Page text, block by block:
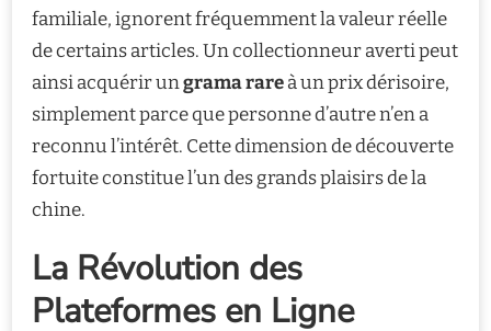
familiale, ignorent fréquemment la valeur réelle
de certains articles. Un collectionneur averti peut
ainsi acquérir ungrama rareà un prix dérisoire,
simplement parce que personne d’autre n’en a
reconnu l’intérêt. Cette dimension de découverte
fortuite constitue l’un des grands plaisirs de la
chine.
La Révolution des
Plateformes en Ligne